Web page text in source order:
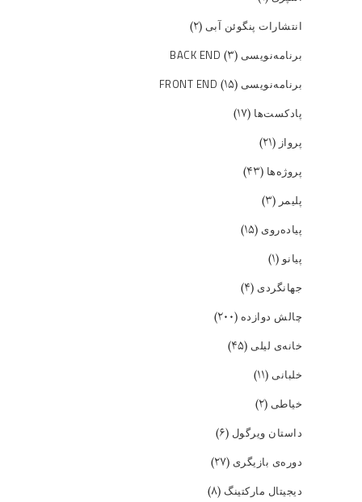
انتشارات پنگوئن آبی (۲)
برنامه‌نویسی BACK END (۳)
برنامه‌نویسی FRONT END (۱۵)
پادکست‌ها (۱۷)
پرواز (۲۱)
پروژه‌ها (۴۳)
پلیمر (۳)
پیاده‌روی (۱۵)
پیانو(۱)
جهانگردی (۴)
چالش دوازده (۲۰۰)
خانه‌ی لیلی (۴۵)
خلبانی (۱۱)
خیاطی (۲)
داستان ویرگول (۶)
دوره‌ی بازیگری (۲۷)
دیجیتال مارکتینگ (۸)